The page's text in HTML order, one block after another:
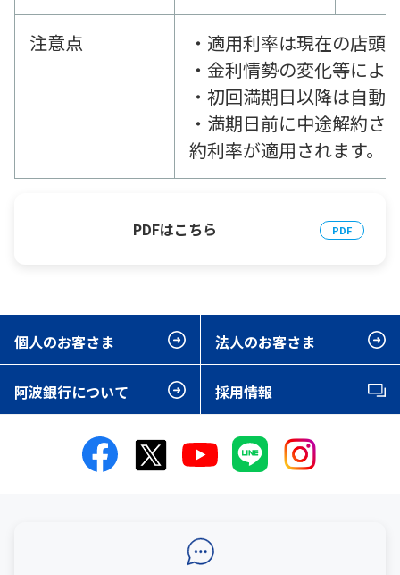
注意点
・適用利率は現在の店頭
・金利情勢の変化等によ
・初回満期日以降は自動
・満期日前に中途解約さ
約利率が適用されます。
PDFはこちら
個人のお客さま 法人のお客さま
阿波銀行について 採用情報